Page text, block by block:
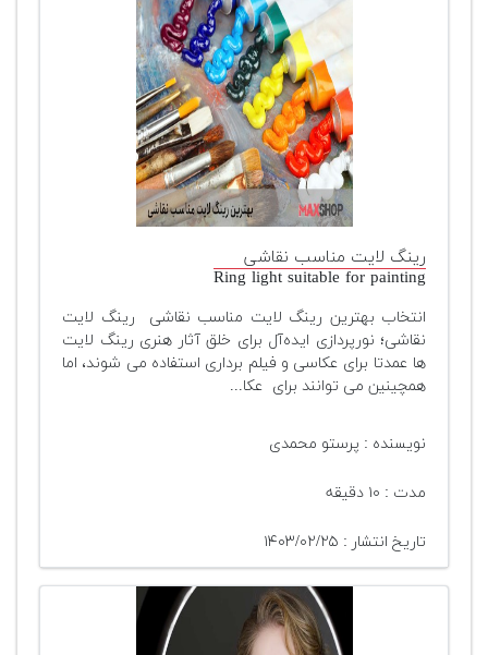
رینگ لایت مناسب نقاشی
Ring light suitable for painting
انتخاب بهترین رینگ لایت مناسب نقاشی رینگ لایت
نقاشی؛ نورپردازی ایده‌آل برای خلق آثار هنری رینگ لایت
ها عمدتا برای عکاسی و فیلم برداری استفاده می شوند، اما
همچینین می توانند برای عکا...
نویسنده : پرستو محمدی
مدت : ۱۰ دقیقه
تاریخ انتشار : ۱۴۰۳/۰۲/۲۵